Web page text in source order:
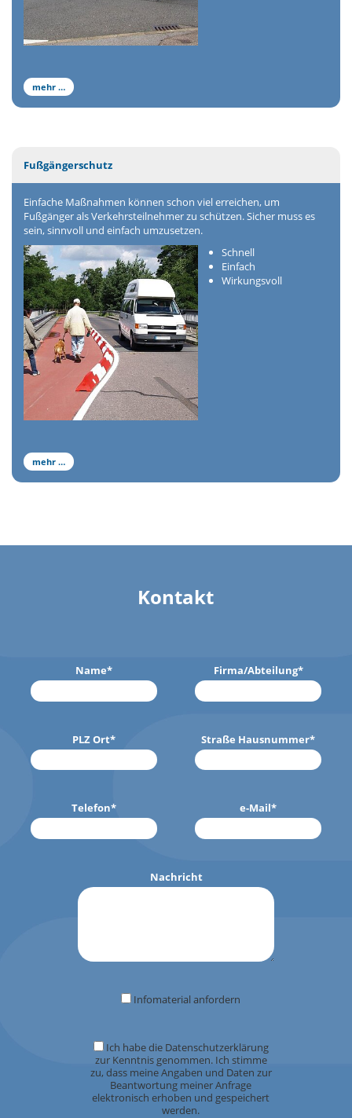
mehr …
Fußgängerschutz
Einfache Maßnahmen können schon viel erreichen, um
Fußgänger als Verkehrsteilnehmer zu schützen. Sicher muss es
sein, sinnvoll und einfach umzusetzen.
Schnell
Einfach
Wirkungsvoll
mehr …
Kontakt
Name* Firma/Abteilung*
PLZ Ort* Straße Hausnummer*
Telefon* e-Mail*
Nachricht
Infomaterial anfordern
Ich habe die Datenschutzerklärung
zur Kenntnis genommen. Ich stimme
zu, dass meine Angaben und Daten zur
Beantwortung meiner Anfrage
elektronisch erhoben und gespeichert
werden.